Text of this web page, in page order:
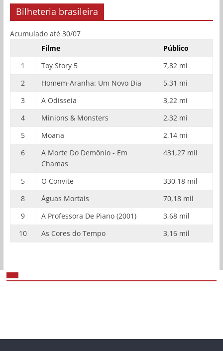
Bilheteria brasileira
Acumulado até 30/07
Filme
Público
1
Toy Story 5
7,82 mi
2
Homem-Aranha: Um Novo Dia
5,31 mi
3
A Odisseia
3,22 mi
4
Minions & Monsters
2,32 mi
5
Moana
2,14 mi
6
A Morte Do Demônio - Em
Chamas
431,27 mil
5 O Convite
330,18 mil
8
Águas Mortais
70,18 mil
9
A Professora De Piano (2001)
3,68 mil
10
As Cores do Tempo 3,16 mil